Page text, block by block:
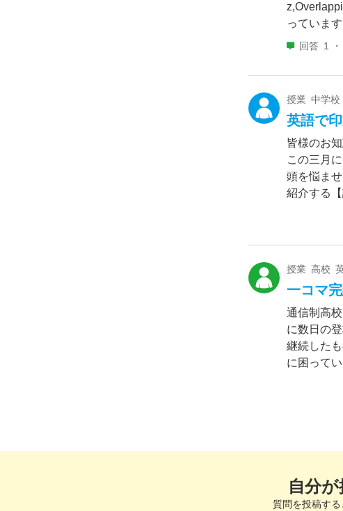
っていま
回答 1 ・
授業 中学
英語で
皆様のお
この三月
頭を悩ま
紹介する
授業 高校
一コマ
通信制高
に数日の
継続した
に困って
自分
質問を投稿す